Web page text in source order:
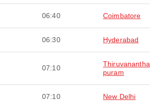
06:40 Coimbatore
06:30 Hyderabad
07:10
Thiruvanantha
puram
07:10 New Delhi